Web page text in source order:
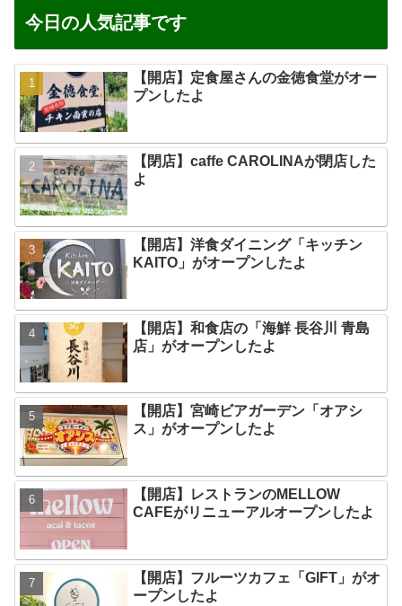
今日の人気記事です
【開店】定食屋さんの金徳食堂がオー
プンしたよ
【閉店】caffe CAROLINAが閉店した
よ
【開店】洋食ダイニング「キッチン
KAITO」がオープンしたよ
【開店】和食店の「海鮮 長谷川 青島
店」がオープンしたよ
【開店】宮崎ビアガーデン「オアシ
ス」がオープンしたよ
【開店】レストランのMELLOW
CAFEがリニューアルオープンしたよ
【開店】フルーツカフェ「GIFT」がオ
ープンしたよ